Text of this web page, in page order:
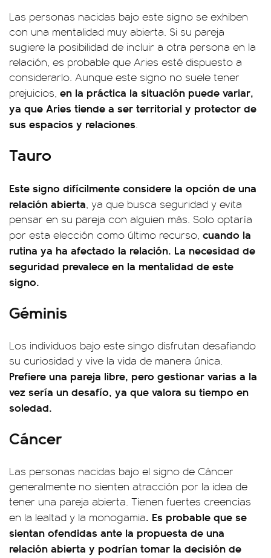
Las personas nacidas bajo este signo se exhiben
con una mentalidad muy abierta. Si su pareja
sugiere la posibilidad de incluir a otra persona en la
relación, es probable que Aries esté dispuesto a
considerarlo. Aunque este signo no suele tener
prejuicios, en la práctica la situación puede variar,
ya que Aries tiende a ser territorial y protector de
sus espacios y relaciones.
Tauro
Este signo difícilmente considere la opción de una
relación abierta, ya que busca seguridad y evita
pensar en su pareja con alguien más. Solo optaría
por esta elección como último recurso, cuando la
rutina ya ha afectado la relación. La necesidad de
seguridad prevalece en la mentalidad de este
signo.
Géminis
Los individuos bajo este singo disfrutan desafiando
su curiosidad y vive la vida de manera única.
Prefiere una pareja libre, pero gestionar varias a la
vez sería un desafío, ya que valora su tiempo en
soledad.
Cáncer
Las personas nacidas bajo el signo de Cáncer
generalmente no sienten atracción por la idea de
tener una pareja abierta. Tienen fuertes creencias
en la lealtad y la monogamia. Es probable que se
sientan ofendidas ante la propuesta de una
relación abierta y podrían tomar la decisión de